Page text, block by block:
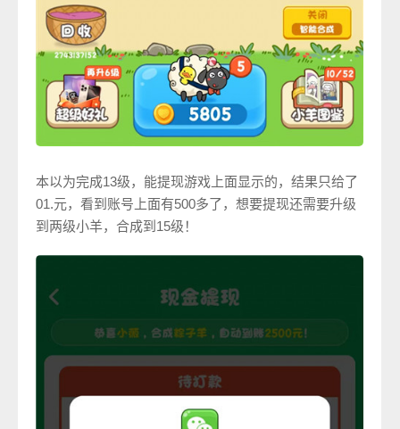
本以为完成13级，能提现游戏上面显示的，结果只给了
01.元，看到账号上面有500多了，想要提现还需要升级
到两级小羊，合成到15级！